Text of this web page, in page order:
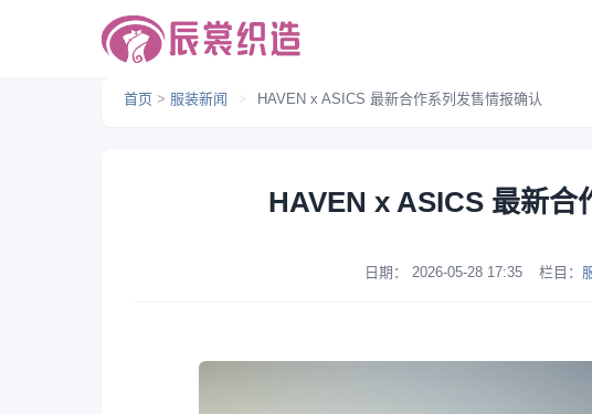
首页 > 服装新闻 > HAVEN x ASICS 最新合作系列发售情报确认
HAVEN x ASICS 最新合
日期： 2026-05-28 17:35 栏目：